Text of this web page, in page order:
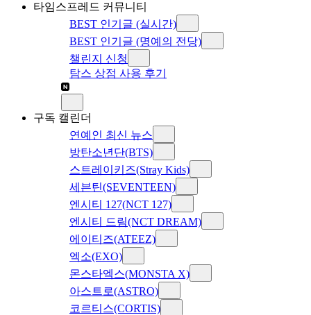
타임스프레드 커뮤니티
BEST 인기글 (실시간)
BEST 인기글 (명예의 전당)
챌린지 신청
탐스 상점 사용 후기
구독 캘린더
연예인 최신 뉴스
방탄소년단(BTS)
스트레이키즈(Stray Kids)
세븐틴(SEVENTEEN)
엔시티 127(NCT 127)
엔시티 드림(NCT DREAM)
에이티즈(ATEEZ)
엑소(EXO)
몬스타엑스(MONSTA X)
아스트로(ASTRO)
코르티스(CORTIS)